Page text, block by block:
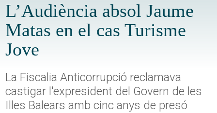
L’Audiència absol Jaume
Matas en el cas Turisme
Jove
La Fiscalia Anticorrupció reclamava
castigar l'expresident del Govern de les
Illes Balears amb cinc anys de presó